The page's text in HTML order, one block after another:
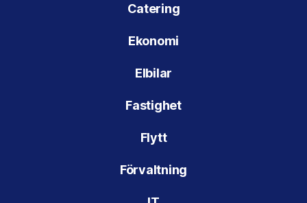
Catering
Ekonomi
Elbilar
Fastighet
Flytt
Förvaltning